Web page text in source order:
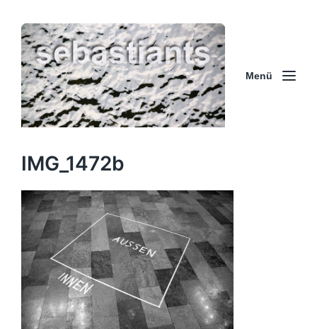
Menü
IMG_1472b